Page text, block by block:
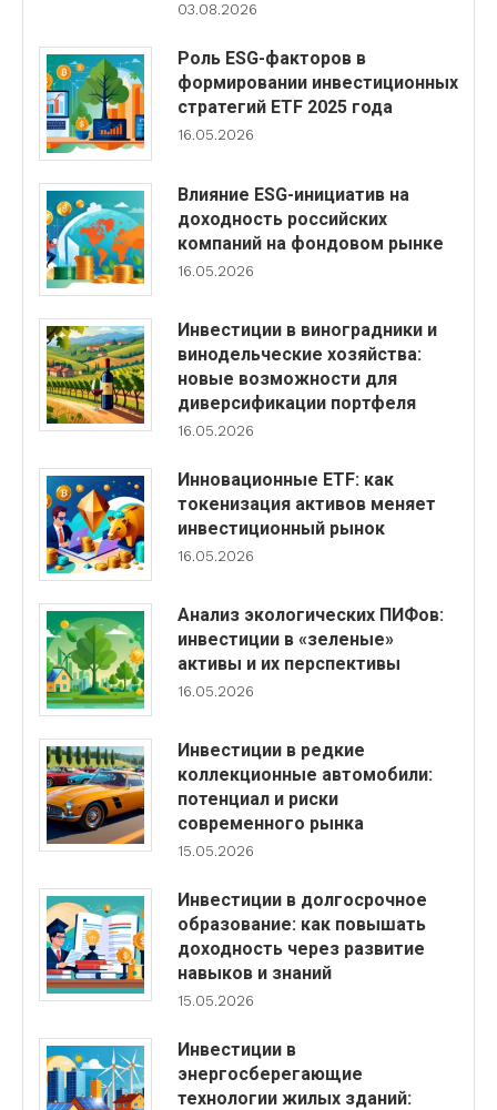
03.08.2026
Роль ESG-факторов в
формировании инвестиционных
стратегий ETF 2025 года
16.05.2026
Влияние ESG-инициатив на
доходность российских
компаний на фондовом рынке
16.05.2026
Инвестиции в виноградники и
винодельческие хозяйства:
новые возможности для
диверсификации портфеля
16.05.2026
Инновационные ETF: как
токенизация активов меняет
инвестиционный рынок
16.05.2026
Анализ экологических ПИФов:
инвестиции в «зеленые»
активы и их перспективы
16.05.2026
Инвестиции в редкие
коллекционные автомобили:
потенциал и риски
современного рынка
15.05.2026
Инвестиции в долгосрочное
образование: как повышать
доходность через развитие
навыков и знаний
15.05.2026
Инвестиции в
энергосберегающие
технологии жилых зданий: